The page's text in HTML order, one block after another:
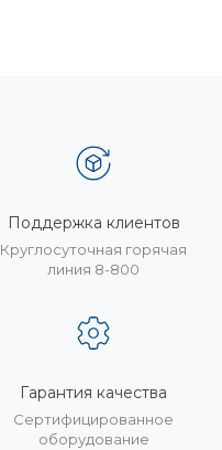
Поддержка клиентов
Круглосуточная горячая
линия 8-800
Гарантия качества
Сертифицированное
оборудование